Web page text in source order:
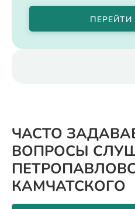
ПЕРЕЙТИ
ЧАСТО
ВОПРОСЫ
КАМЧАТСКОГО